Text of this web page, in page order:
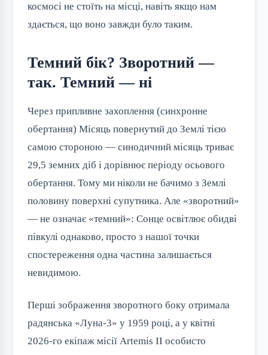
космосі не стоїть на місці, навіть якщо нам
здається, що воно завжди було таким.
Темний бік? Зворотний —
так. Темний — ні
Через припливне захоплення (синхронне
обертання) Місяць повернутий до Землі тією
самою стороною — синодичний місяць триває
29,5 земних діб і дорівнює періоду осьового
обертання. Тому ми ніколи не бачимо з Землі
половину поверхні супутника. Але «зворотний»
— не означає «темний»: Сонце освітлює обидві
півкулі однаково, просто з нашої точки
спостереження одна частина залишається
невидимою.
Перші зображення зворотного боку отримала
радянська «Луна-3» у 1959 році, а у квітні
2026-го екіпаж місії Artemis II особисто